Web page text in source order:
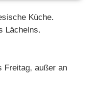
Küche.
Lächelns.
Freitag, außer an